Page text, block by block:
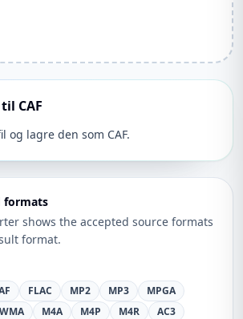
CAF
og lagre den som CAF.
formats
shows the accepted source formats
format.
FLAC MP2 MP3
MPGA
WMA M4A M4P M4R
AC3